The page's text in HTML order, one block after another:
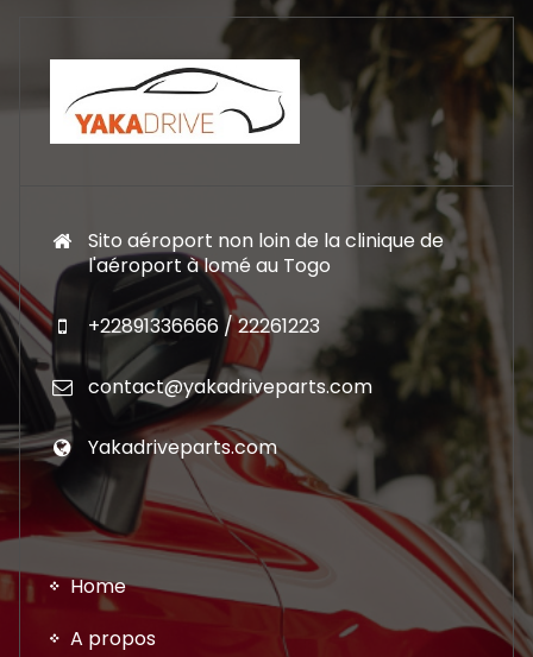
Sito aéroport non loin de la clinique de
l'aéroport à lomé au Togo
+22891336666 / 22261223
contact@yakadriveparts.com
Yakadriveparts.com
Home
A propos